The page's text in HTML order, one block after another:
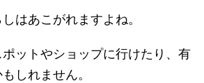
はあこがれますよね。
ットやショップに行けたり、有
しれません。